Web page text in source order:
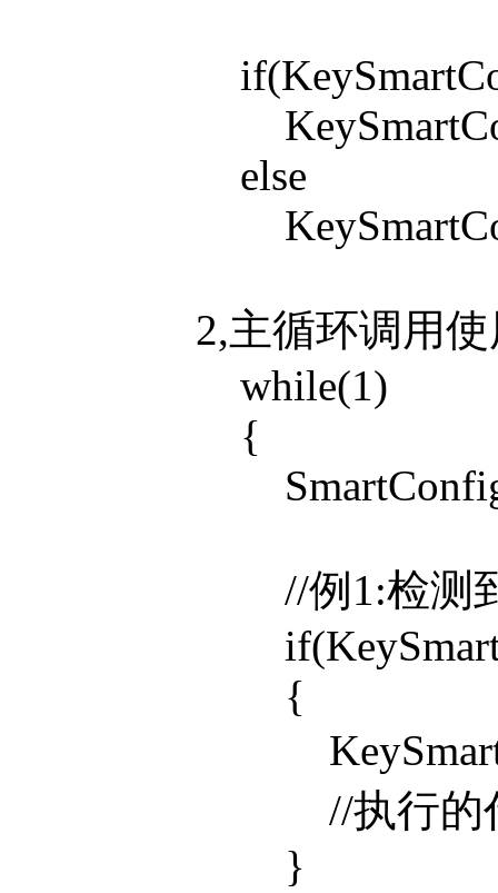
else
2,主循环调用使
while(1)
{
//例1:检测到按
{
//执行的
}